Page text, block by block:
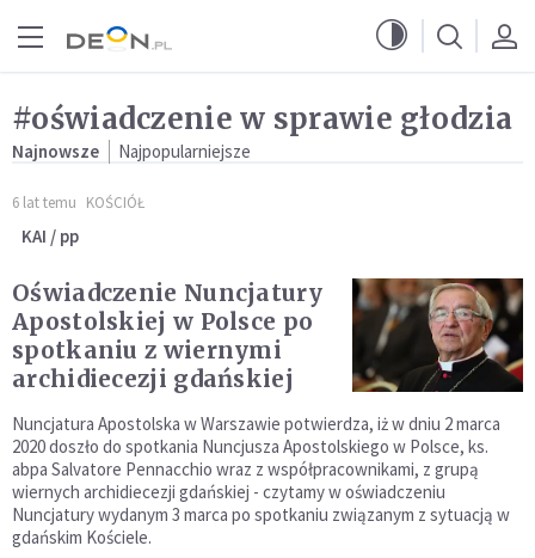
#oświadczenie w sprawie głodzia
Najnowsze Najpopularniejsze
6 lat temu KOŚCIÓŁ
KAI / pp
Oświadczenie Nuncjatury
Apostolskiej w Polsce po
spotkaniu z wiernymi
archidiecezji gdańskiej
Nuncjatura Apostolska w Warszawie potwierdza, iż w dniu 2 marca
2020 doszło do spotkania Nuncjusza Apostolskiego w Polsce, ks.
abpa Salvatore Pennacchio wraz z współpracownikami, z grupą
wiernych archidiecezji gdańskiej - czytamy w oświadczeniu
Nuncjatury wydanym 3 marca po spotkaniu związanym z sytuacją w
gdańskim Kościele.